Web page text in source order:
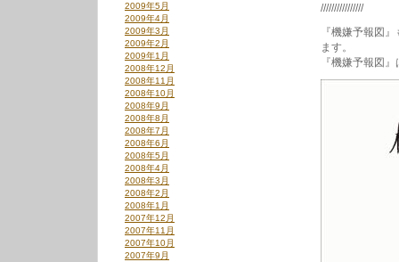
////////////////
『機嫌予報図
ます。
『機嫌予報図
2009年5月
2009年4月
2009年3月
2009年2月
2009年1月
2008年12月
2008年11月
2008年10月
2008年9月
2008年8月
2008年7月
2008年6月
2008年5月
2008年4月
2008年3月
2008年2月
2008年1月
2007年12月
2007年11月
2007年10月
2007年9月